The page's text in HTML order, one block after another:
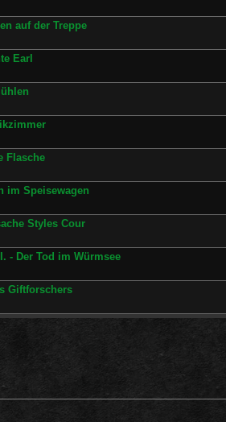
auf der Treppe
Earl
Flasche
im Speisewagen
Styles Cour
- Der Tod im Würmsee
Giftforschers